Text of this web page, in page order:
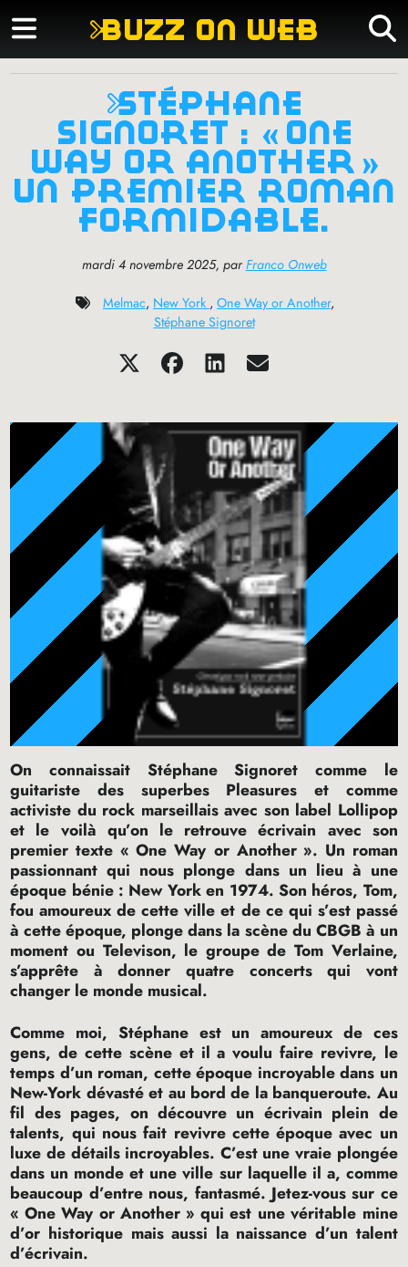
buzz on web
stéphane
signoret : « one
way or another »
un premier roman
formidable.
mardi 4 novembre 2025, parFranco Onweb
Melmac, New York , One Way or Another,
Stéphane Signoret
On connaissait Stéphane Signoret comme le
guitariste des superbes Pleasures et comme
activiste du rock marseillais avec son label Lollipop
et le voilà qu’on le retrouve écrivain avec son
premier texte « One Way or Another ». Un roman
passionnant qui nous plonge dans un lieu à une
époque bénie : New York en 1974. Son héros, Tom,
fou amoureux de cette ville et de ce qui s’est passé
à cette époque, plonge dans la scène du CBGB à un
moment ou Televison, le groupe de Tom Verlaine,
s’apprête à donner quatre concerts qui vont
changer le monde musical.
Comme moi, Stéphane est un amoureux de ces
gens, de cette scène et il a voulu faire revivre, le
temps d’un roman, cette époque incroyable dans un
New-York dévasté et au bord de la banqueroute. Au
fil des pages, on découvre un écrivain plein de
talents, qui nous fait revivre cette époque avec un
luxe de détails incroyables. C’est une vraie plongée
dans un monde et une ville sur laquelle il a, comme
beaucoup d’entre nous, fantasmé. Jetez-vous sur ce
« One Way or Another » qui est une véritable mine
d’or historique mais aussi la naissance d’un talent
d’écrivain.